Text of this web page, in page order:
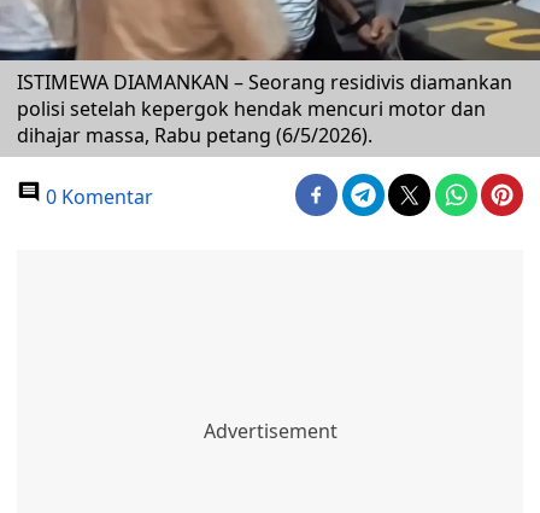
ISTIMEWA DIAMANKAN – Seorang residivis diamankan
polisi setelah kepergok hendak mencuri motor dan
dihajar massa, Rabu petang (6/5/2026).
0 Komentar